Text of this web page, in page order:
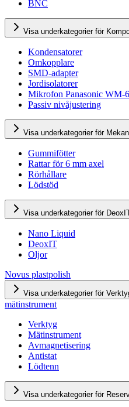
BNC
Visa underkategorier för
Kondensatorer
Omkopplare
SMD-adapter
Jordisolatorer
Mikrofon Panasonic WM-
Passiv nivåjustering
Visa underkategorier för
Gummifötter
Rattar för 6 mm axel
Rörhållare
Lödstöd
Visa underkategorier för
Nano Liquid
DeoxIT
Oljor
Novus plastpolish
Visa underkategorier för
mätinstrument
Verktyg
Mätinstrument
Avmagnetisering
Antistat
Lödtenn
Visa underkategorier för